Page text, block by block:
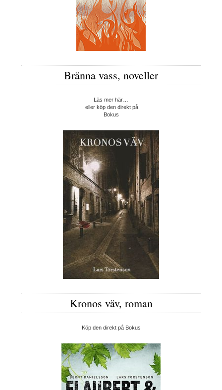
Bränna vass, noveller
Läs mer här…
eller köp den direkt på
Bokus
Kronos väv, roman
Köp den direkt på Bokus